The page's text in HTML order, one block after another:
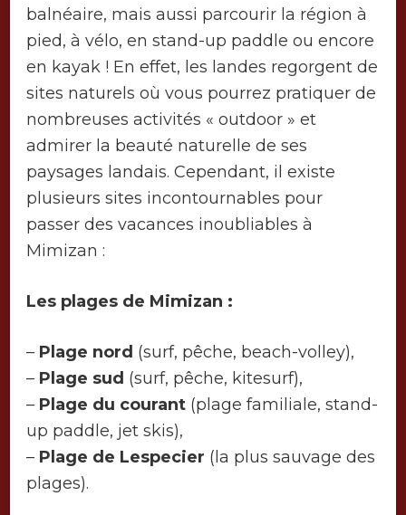
balnéaire, mais aussi parcourir la région à
pied, à vélo, en stand-up paddle ou encore
en kayak ! En effet, les landes regorgent de
sites naturels où vous pourrez pratiquer de
nombreuses activités « outdoor » et
admirer la beauté naturelle de ses
paysages landais. Cependant, il existe
plusieurs sites incontournables pour
passer des vacances inoubliables à
Mimizan :
Les plages de Mimizan :
– Plage nord (surf, pêche, beach-volley),
– Plage sud (surf, pêche, kitesurf),
– Plage du courant (plage familiale, stand-
up paddle, jet skis),
– Plage de Lespecier (la plus sauvage des
plages).